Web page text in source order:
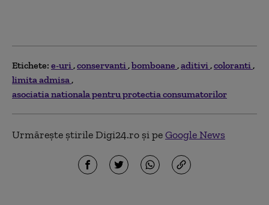
Etichete: e-uri conservanti bomboane aditivi coloranti
limita admisa
asociatia nationala pentru protectia consumatorilor
Urmărește știrile Digi24.ro și peGoogle News